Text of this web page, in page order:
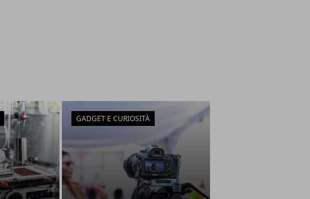
GADGET E CURIOSITÀ